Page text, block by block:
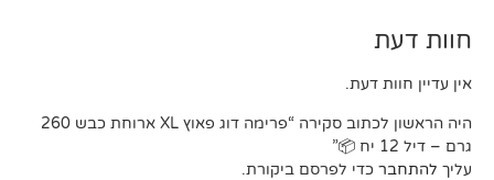
היה הראשון לכתוב סקירה “פרימה דוג פאוץ XL ארוחת כבש 260
לפרסם ביקורת.